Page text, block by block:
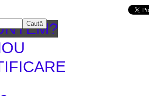
Caută